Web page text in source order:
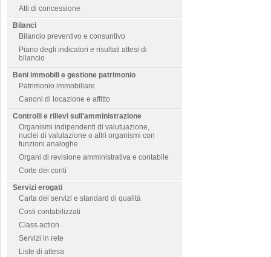
Atti di concessione
Bilanci
Bilancio preventivo e consuntivo
Piano degli indicatori e risultati attesi di
bilancio
Beni immobili e gestione patrimonio
Patrimonio immobiliare
Canoni di locazione e affitto
Controlli e rilievi sull'amministrazione
Organismi indipendenti di valutuazione,
nuclei di valutazione o altri organismi con
funzioni analoghe
Organi di revisione amministrativa e contabile
Corte dei conti
Servizi erogati
Carta dei servizi e standard di qualità
Costi contabilizzati
Class action
Servizi in rete
Liste di attesa